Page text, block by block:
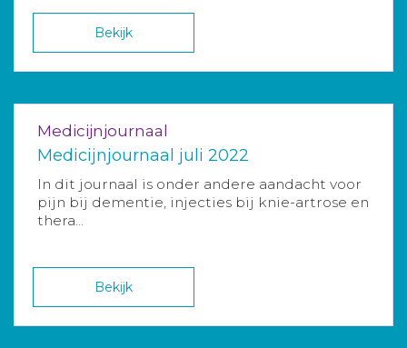
Bekijk
Medicijnjournaal
Medicijnjournaal juli 2022
In dit journaal is onder andere aandacht voor
pijn bij dementie, injecties bij knie-artrose en
thera...
Bekijk